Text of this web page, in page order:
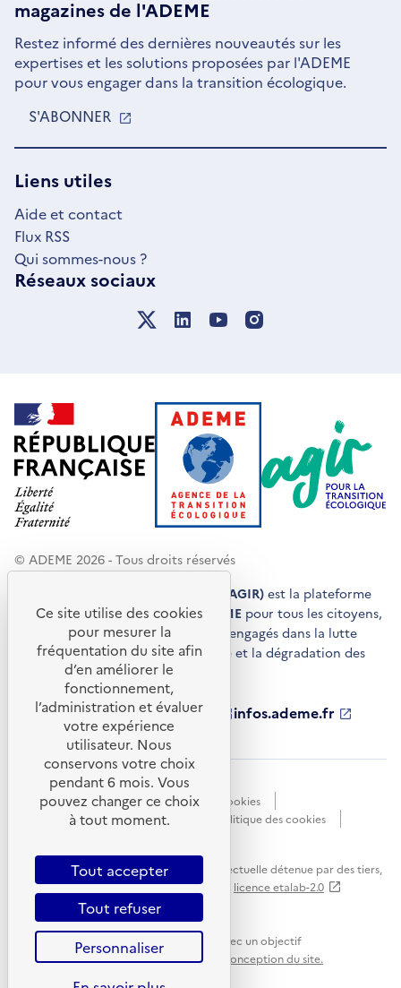
magazines de l'ADEME
Restez informé des dernières nouveautés sur les
expertises et les solutions proposées par l'ADEME
pour vous engager dans la transition écologique.
S'ABONNER
UNE
Liens utiles
Aide et contact
Flux RSS
Qui sommes-nous ?
Réseaux sociaux
© ADEME 2026 - Tous droits réservés
Agir pour la transition écologique (AGIR) est la plateforme
de conseils et de services de l'ADEME pour tous les citoyens,
acteurs économiques et territoires engagés dans la lutte
contre le réchauffement climatique et la dégradation des
ressources.
ademe.fr
S'ouvre
nouvelle
fenêtre
librairie.ademe.fr
S'ouvre
dans
une
nouvelle
fenêtre
infos.ademe.fr
S'ouvre
nouvelle
ademe.fr/presse
S'ouvre
nouvelle
fenêtre
Accessibilité : non conforme
Données personnelles
Gestion des cookies
Mentions légales
Plan du site
Politique des cookies
dans
nouvelle
Sauf mention explicite de propriété intellectuelle détenue par des tiers,
les contenus de ce site sont proposés sous licence etalab-2.0
Ce site internet est pensé et développé avec un objectif
d'écoconception.En savoir plus sur l'écoconception du site.
Ce site utilise des cookies
pour mesurer la
fréquentation du site afin
d’en améliorer le
fonctionnement,
l’administration et évaluer
votre expérience
utilisateur. Nous
conservons votre choix
pendant 6 mois. Vous
pouvez changer ce choix
à tout moment.
Tout accepter
Tout refuser
Personnaliser